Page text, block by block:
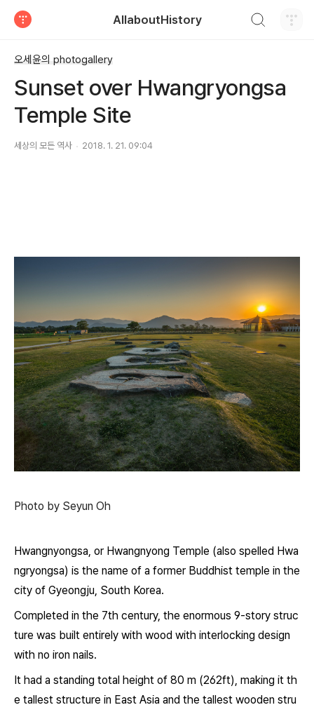
AllaboutHistory
오세윤의 photogallery
Sunset over Hwangryongsa
Temple Site
세상의 모든 역사 2018. 1. 21. 09:04
Photo by Seyun Oh
Hwangnyongsa, or Hwangnyong Temple (also spelled Hwa
ngryongsa) is the name of a former Buddhist temple in the
city of Gyeongju, South Korea.
Completed in the 7th century, the enormous 9-story struc
ture was built entirely with wood with interlocking design
with no iron nails.
It had a standing total height of 80 m (262ft), making it th
e tallest structure in East Asia and the tallest wooden stru